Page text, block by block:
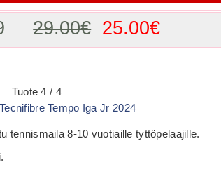
1929.00€ 25.00€
Tuote 4 / 4
Tecnifibre Tempo Iga Jr 2024
tennismaila 8-10 vuotiaille tyttöpelaajille.